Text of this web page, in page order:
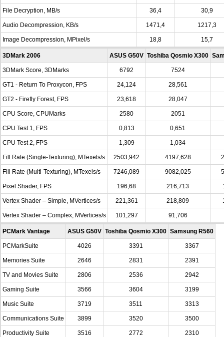
File Decryption, MB/s 36,4 30,9
Audio Decompression, KB/s 1471,4 1217,3
Image Decompression, MPixel/s 18,8 15,7
3DMark 2006 ASUS G50V Toshiba Qosmio X300
3DMark Score, 3DMarks 6792 7524
GT1 - Return To Proxycon, FPS 24,124 28,561
GT2 - Firefly Forest, FPS 23,618 28,047
CPU Score, CPUMarks 2580 2051
CPU Test 1, FPS 0,813 0,651
CPU Test 2, FPS 1,309 1,034
Fill Rate (Single-Texturing), MTexels/s 2503,942 4197,628
Fill Rate (Multi-Texturing), MTexels/s 7246,089 9082,025
Pixel Shader, FPS 196,68 216,713
Vertex Shader – Simple, MVertices/s 221,361 218,809
Vertex Shader – Complex, MVertices/s 101,297 91,706
PCMark Vantage ASUS G50V Toshiba Qosmio X300 Samsung R560
PCMarkSuite 4026 3391 3367
Memories Suite 2646 2831 2391
TV and Movies Suite 2806 2536 2942
Gaming Suite 3566 3604 3199
Music Suite 3719 3511 3313
Communications Suite 3899 3520 3500
Productivity Suite 3516 2772 2310